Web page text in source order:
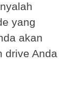
yang
akan
drive Anda